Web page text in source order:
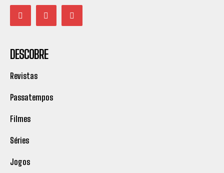
DESCOBRE
Revistas
Passatempos
Filmes
Séries
Jogos